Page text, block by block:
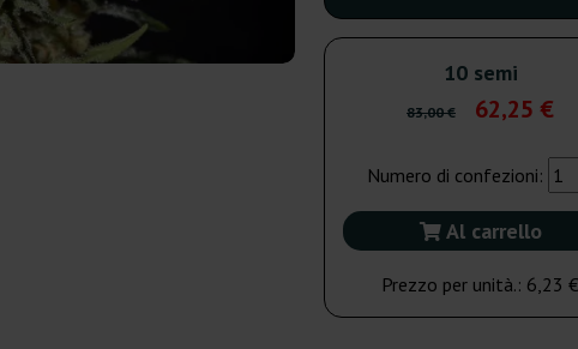
10 semi
83,00 € 62,25 €
Numero di confezioni:
Al carrello
Prezzo per unità.: 6,23 €